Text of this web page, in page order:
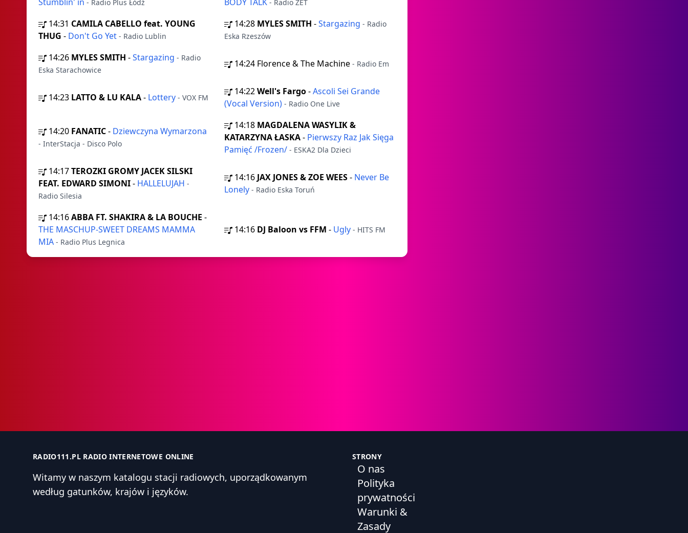
- Radio Plus Łódź - Radio ZET
14:31 CAMILA CABELLO feat. YOUNG
THUG - Don't Go Yet - Radio Lublin
14:28 MYLES SMITH -Stargazing - Radio
Eska Rzeszów
14:26 MYLES SMITH -Stargazing - Radio
Eska Starachowice
14:24 Florence & The Machine - Radio Em
14:23 LATTO & LU KALA- Lottery - VOX FM
14:22Well's Fargo-Ascoli Sei Grande
(Vocal Version) - Radio One Live
14:20 FANATIC- Dziewczyna Wymarzona
- InterStacja - Disco Polo
14:18 MAGDALENA WASYLIK &
KATARZYNA ŁASKA- Pierwszy Raz Jak Sięga
Pamięć /Frozen/ - ESKA2 Dla Dzieci
14:17TEROZKI GROMY JACEK SILSKI
FEAT. EDWARD SIMONI- HALLELUJAH -
Radio Silesia
14:16 JAX JONES & ZOE WEES- Never Be
Lonely - Radio Eska Toruń
14:16ABBA FT. SHAKIRA & LA BOUCHE -
THE MASCHUP-SWEET DREAMS MAMMA
MIA - Radio Plus Legnica
14:16 DJ Baloon vs FFM - Ugly - HITS FM
RADIO111.PL RADIO INTERNETOWE ONLINE
Witamy w naszym katalogu stacji radiowych, uporządkowanym
według gatunków, krajów i języków.
STRONY
O nas
Polityka
prywatności
Warunki &
Zasady